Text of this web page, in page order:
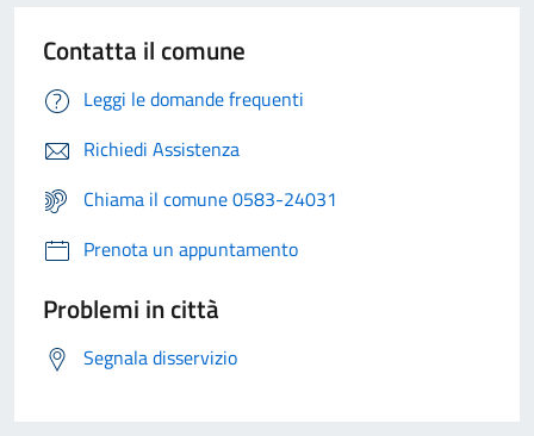
Contatta il comune
Leggi le domande frequenti
Richiedi Assistenza
Chiama il comune 0583-24031
Prenota un appuntamento
Problemi in città
Segnala disservizio